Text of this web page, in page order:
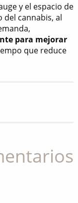
y el espacio de
cannabis, al
para mejorar
que reduce